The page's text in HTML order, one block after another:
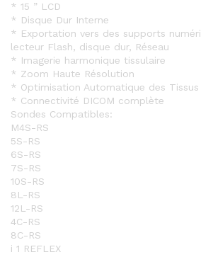
* 15 ” LCD
* Disque Dur Interne
* Exportation vers des supports
lecteur Flash, disque dur, Réseau
* Imagerie harmonique tissulaire
* Zoom Haute Résolution
* Optimisation Automatique des Tissus
* Connectivité DICOM complète
Sondes Compatibles:
M4S-RS
5S-RS
6S-RS
7S-RS
10S-RS
8L-RS
12L-RS
4C-RS
8C-RS
i 1 REFLEX